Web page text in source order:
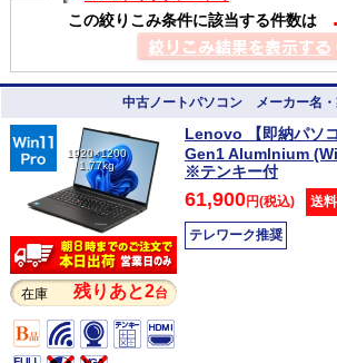
この絞りこみ条件に該当する件数は
中古ノートパソコン メーカー名・
1920×1200
1.77kg
在庫 残りあと2台
Lenovo 【即納パソ
Gen1 Alumlnium
※テンキー付
61,900円(税込) 送
テレワーク推奨